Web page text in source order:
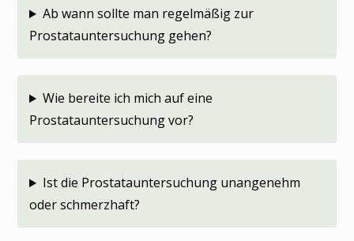
Ab wann sollte man regelmäßig zur
Prostatauntersuchung gehen?
Wie bereite ich mich auf eine
Prostatauntersuchung vor?
Ist die Prostatauntersuchung unangenehm
oder schmerzhaft?